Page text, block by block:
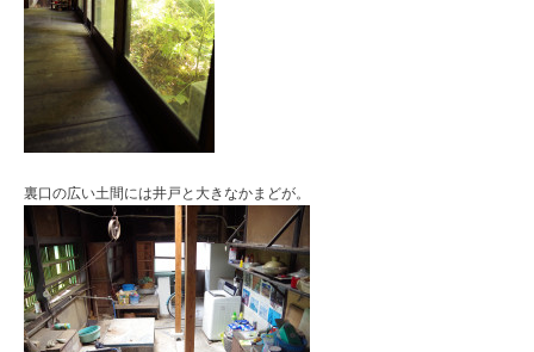
裏口の広い土間には井戸と大きなかまどが。